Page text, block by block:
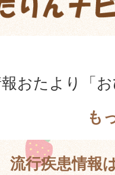
も
流行疾患情報